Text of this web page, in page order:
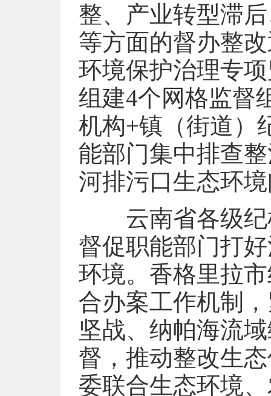
整、产业转型滞
等方面的督办整
环境保护治理专
组建4个网格监督
机构+镇（街道）
能部门集中排查
河排污口生态环
云南省各级纪
督促职能部门打
环境。香格里拉
合办案工作机制
坚战、纳帕海流
督，推动整改生
委联合生态环境